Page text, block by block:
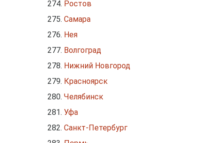
Ростов
Самара
Нея
Волгоград
Нижний Новгород
Красноярск
Челябинск
Уфа
Санкт-Петербург